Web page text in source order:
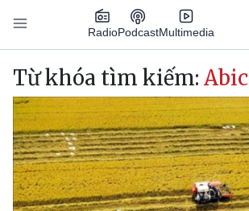
Nhảy đến nội dung
RadioPodcastMultimedia
Main navigation
Từ khóa tìm kiếm: Abic